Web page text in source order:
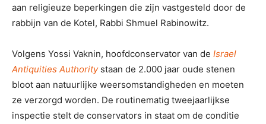
aan religieuze beperkingen die zijn vastgesteld door de
rabbijn van de Kotel, Rabbi Shmuel Rabinowitz.
Volgens Yossi Vaknin, hoofdconservator van de Israel
Antiquities Authoritystaan de 2.000 jaar oude stenen
bloot aan natuurlijke weersomstandigheden en moeten
ze verzorgd worden. De routinematig tweejaarlijkse
inspectie stelt de conservators in staat om de conditie